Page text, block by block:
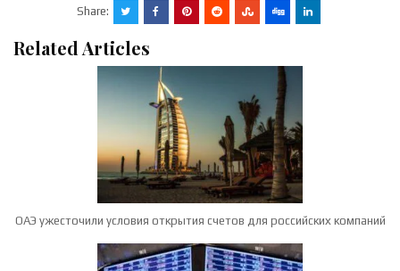
Share:
Related Articles
ОАЭ ужесточили условия открытия счетов для российских компаний